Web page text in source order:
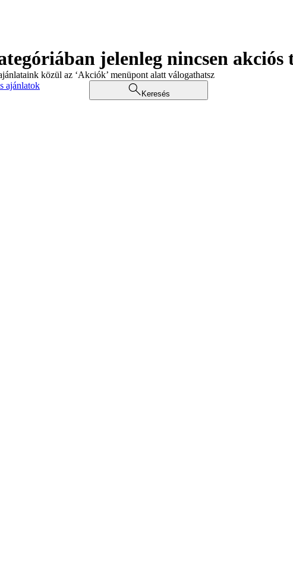
jelenleg nincsen akciós
közül az ‘Akciók’ menüpont alatt válogathatsz
ajánlatok
Keresés